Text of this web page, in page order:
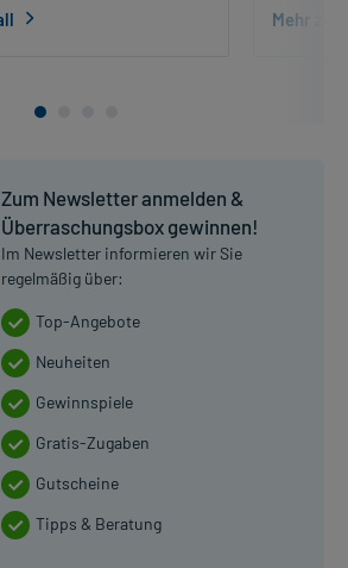
Mehr zu
Zum Newsletter anmelden &
Überraschungsbox gewinnen!
Im Newsletter informieren wir Sie
regelmäßig über:
Top-Angebote
Neuheiten
Gewinnspiele
Gratis-Zugaben
Gutscheine
Tipps & Beratung